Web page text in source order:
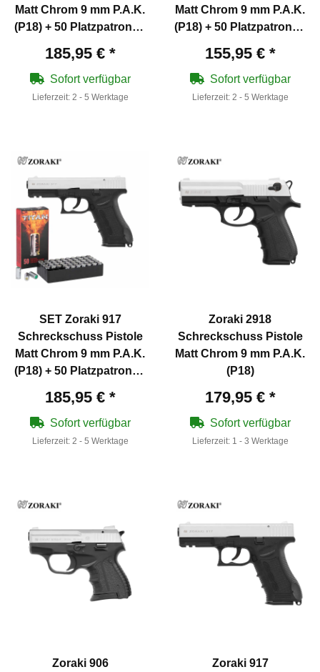
Matt Chrom 9 mm P.A.K.
(P18) + 50 Platzpatronen
185,95 € *
Sofort verfügbar
Lieferzeit: 2 - 5 Werktage
Matt Chrom 9 mm P.A.K.
(P18) + 50 Platzpatronen
155,95 € *
Sofort verfügbar
Lieferzeit: 2 - 5 Werktage
SET Zoraki 917
Schreckschuss Pistole
Matt Chrom 9 mm P.A.K.
(P18) + 50 Platzpatronen
185,95 € *
Sofort verfügbar
Lieferzeit: 2 - 5 Werktage
Zoraki 2918
Schreckschuss Pistole
Matt Chrom 9 mm P.A.K.
(P18)
179,95 € *
Sofort verfügbar
Lieferzeit: 1 - 3 Werktage
Zoraki 906 Zoraki 917